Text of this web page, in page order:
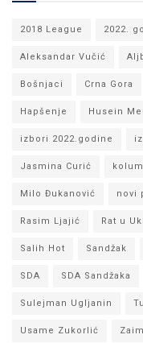
2018 League 2022.
Aleksandar Vučić
Bošnjaci Crna Gora
Hapšenje Husein
izbori 2022.godine
Jasmina Curić
Milo Đukanović novi
Rasim Ljajić Rat u
Salih Hot Sandžak
SDA SDA Sandžaka
Sulejman Ugljanin
Usame Zukorlić